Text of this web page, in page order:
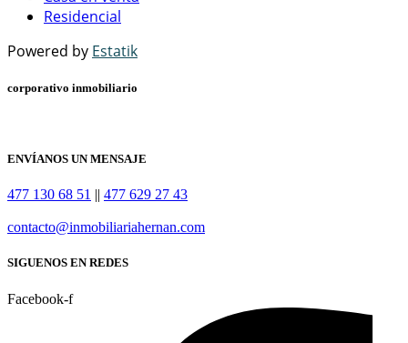
Residencial
Powered by Estatik
corporativo inmobiliario
ENVÍANOS UN MENSAJE
477 130 68 51 || 477 629 27 43
contacto@inmobiliariahernan.com
SIGUENOS EN REDES
Facebook-f